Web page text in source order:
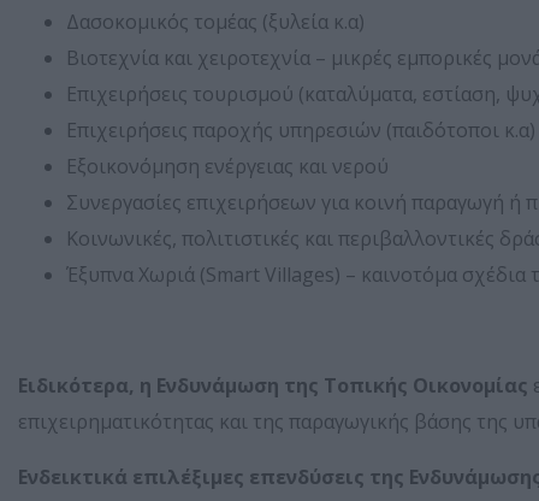
Δασοκομικός τομέας (ξυλεία κ.α)
Βιοτεχνία και χειροτεχνία – μικρές εμπορικές
Επιχειρήσεις τουρισμού (καταλύματα, εστίαση,
Επιχειρήσεις παροχής υπηρεσιών (παιδότοποι κ.α)
Εξοικονόμηση ενέργειας και νερού
Συνεργασίες επιχειρήσεων για κοινή παραγωγή
Κοινωνικές, πολιτιστικές και περιβαλλοντικές
Έξυπνα Χωριά (Smart Villages) – καινοτόμα σχέδια
Ειδικότερα, η Ενδυνάμωση της Τοπικής Οικονομίας
επιχειρηματικότητας και της παραγωγικής βάσης της
Ενδεικτικά επιλέξιμες επενδύσεις της